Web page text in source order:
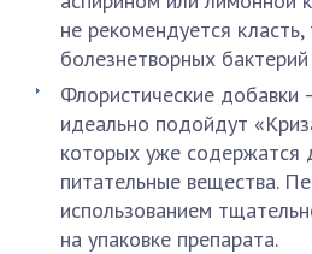
не рекомендуется класть,
болезнетворных
Флористические добавки
идеально подойдут
которых уже
питательные вещества.
использованием
на упаковке препарата.